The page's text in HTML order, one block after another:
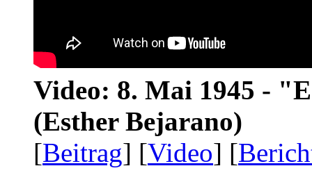
Video: 8. Mai 1945 -
(Esther Bejarano)
[Beitrag] [Video] [